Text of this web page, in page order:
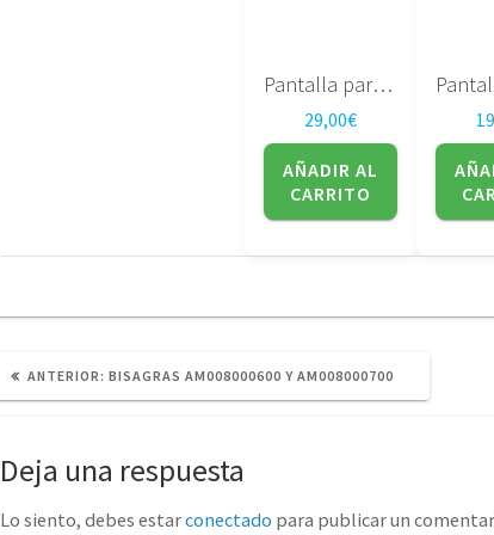
Pantalla para portatil 17″ LP171WP4 (TL)(03)
29,00€
AÑADIR AL
CARRITO
ANTERIOR: POST
BISAGRAS AM008000600 Y AM008000700
Deja una respuesta
Lo siento, debes estarconectado para publicar un